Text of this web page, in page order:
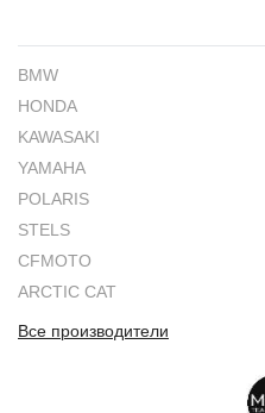
BMW
HONDA
KAWASAKI
YAMAHA
POLARIS
STELS
CFMOTO
ARCTIC CAT
Все производители